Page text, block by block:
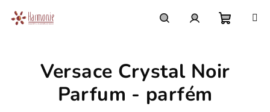
obsah
košík
Versace Crystal Noir
Parfum - parfém